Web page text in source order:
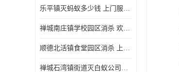
乐平镇灭蚂蚁多少钱 上门服务 确定方案
禅城南庄镇学校园区消杀 欢迎电话咨询 价格优惠
顺德北活镇食堂园区消杀 上门服务 确定方案
禅城石湾镇街道灭白蚁公司电话 病媒生物防治 上门服务 确定方案